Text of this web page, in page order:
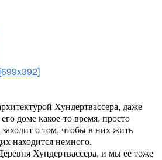
[699x392]
Хундертвассера, даже
доме какое-то время, просто
о том, чтобы в них жить
находится немного.
Хундертвассера, и мы ее тоже